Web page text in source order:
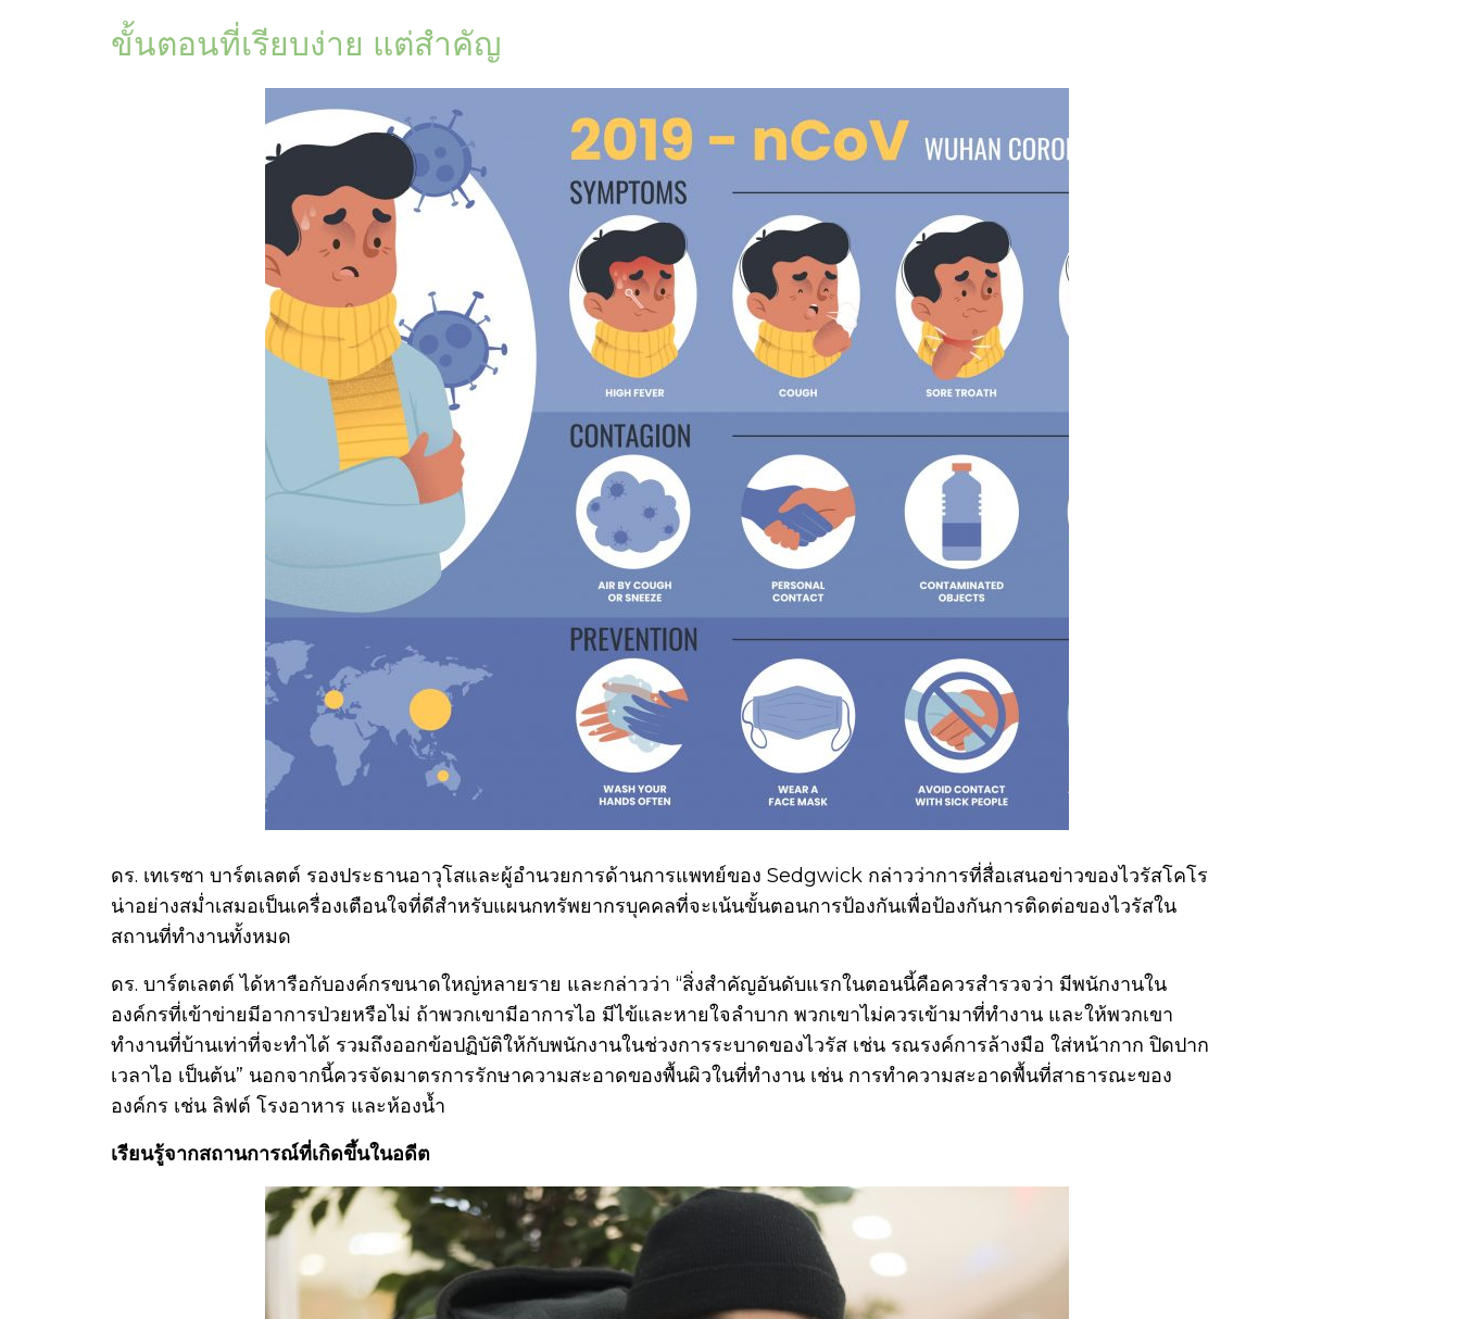
ขั้นตอนที่เรียบง่าย แต่สำคัญ
ดร. เทเรซา บาร์ตเลตต์ รองประธานอาวุโสและผู้อำนวยการด้านการแพทย์ของ Sedgwick กล่าวว่าการที่สื่อเสนอข่าวของไวรัสโคโร
น่าอย่างสม่ำเสมอเป็นเครื่องเตือนใจที่ดีสำหรับแผนกทรัพยากรบุคคลที่จะเน้นขั้นตอนการป้องกันเพื่อป้องกันการติดต่อของไวรัสใน
สถานที่ทำงานทั้งหมด
ดร. บาร์ตเลตต์ ได้หารือกับองค์กรขนาดใหญ่หลายราย และกล่าวว่า “สิ่งสำคัญอันดับแรกในตอนนี้คือควรสำรวจว่า มีพนักงานใน
องค์กรที่เข้าข่ายมีอาการป่วยหรือไม่ ถ้าพวกเขามีอาการไอ มีไข้และหายใจลำบาก พวกเขาไม่ควรเข้ามาที่ทำงาน และให้พวกเขา
ทำงานที่บ้านเท่าที่จะทำได้ รวมถึงออกข้อปฏิบัติให้กับพนักงานในช่วงการระบาดของไวรัส เช่น รณรงค์การล้างมือ ใส่หน้ากาก ปิดปาก
เวลาไอ เป็นต้น” นอกจากนี้ควรจัดมาตรการรักษาความสะอาดของพื้นผิวในที่ทำงาน เช่น การทำความสะอาดพื้นที่สาธารณะของ
องค์กร เช่น ลิฟต์ โรงอาหาร และห้องน้ำ
เรียนรู้จากสถานการณ์ที่เกิดขึ้นในอดีต